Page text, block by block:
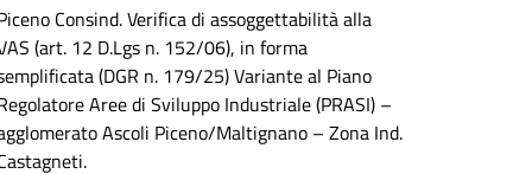
Consind. Verifica di assoggettabilità alla
(art. 12 D.Lgs n. 152/06), in forma
(DGR n. 179/25) Variante al Piano
Aree di Sviluppo Industriale (PRASI) –
Ascoli Piceno/Maltignano – Zona Ind.